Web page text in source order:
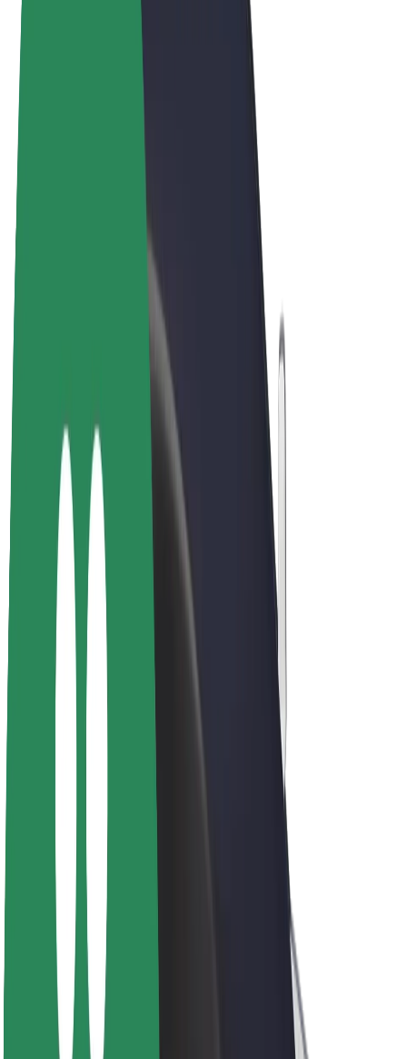
გამოიმუშავე Bolt-თან ერთად
მძღოლები
მძღოლის შემოსავლები
კურიერები
კურიერის შემოსავლები
Bolt Food პარტნიორები
ავტოპარკები
ფრენჩაიზი
ბლოგი
სიახლეები
ბრენდის გზამკვლევი
მისია
ინვესტორებთან ურთიერთობა
ლიდერობა